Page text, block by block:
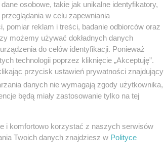
odżywczych.
aktywny tryb życia.
kompleksowy
pacjentek.
osobowe, takie jak unikalne identyfikatory,
w celu zapewniania
pomiar reklam i treści, badanie odbiorców oraz
możemy używać dokładnych danych
do celów identyfikacji. Ponieważ
technologii poprzez kliknięcie „Akceptuję”.
przycisk ustawień prywatności znajdujący
danych nie wymagają zgody użytkownika,
będą miały zastosowanie tylko na tej
i komfortowo korzystać z naszych serwisów
Twoich danych znajdziesz w Polityce